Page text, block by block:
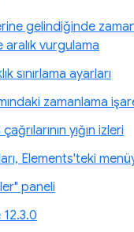
gelindiğinde
vurgulama
sınırlama ayarları
zamanlama
yığın izleri
Elements'teki
paneli